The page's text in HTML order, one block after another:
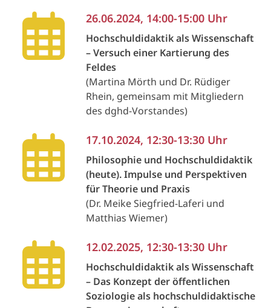
26.06.2024, 14:00-15:00 Uhr
Hochschuldidaktik als Wissenschaft
– Versuch einer Kartierung des
Feldes
(Martina Mörth und Dr. Rüdiger
Rhein, gemeinsam mit Mitgliedern
des dghd-Vorstandes)
17.10.2024, 12:30-13:30 Uhr
Philosophie und Hochschuldidaktik
(heute). Impulse und Perspektiven
für Theorie und Praxis
(Dr. Meike Siegfried-Laferi und
Matthias Wiemer)
12.02.2025, 12:30-13:30 Uhr
Hochschuldidaktik als Wissenschaft
– Das Konzept der öffentlichen
Soziologie als hochschuldidaktische